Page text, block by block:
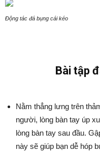
Động tác đá bụng cái kéo
Bài tập
Nằm thẳng lưng trên
người, lòng bàn tay úp
lòng bàn tay sau đầu.
này sẽ giúp bạn dễ hóp